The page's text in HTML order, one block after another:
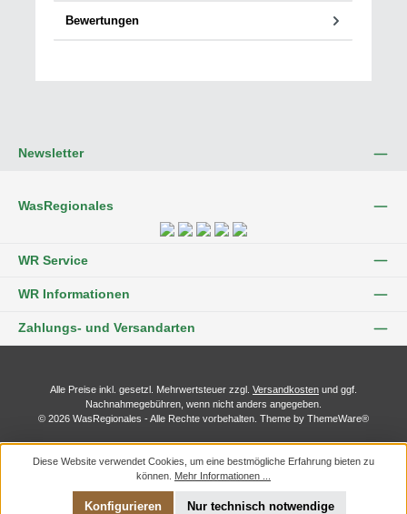
Bewertungen
Newsletter
WasRegionales
WR Service
WR Informationen
Zahlungs- und Versandarten
Alle Preise inkl. gesetzl. Mehrwertsteuer zzgl. Versandkosten und ggf.
Nachnahmegebühren, wenn nicht anders angegeben.
© 2026 WasRegionales - Alle Rechte vorbehalten. Theme by ThemeWare®
Diese Website verwendet Cookies, um eine bestmögliche Erfahrung bieten zu
können. Mehr Informationen ...
Nur technisch notwendige
Konfigurieren